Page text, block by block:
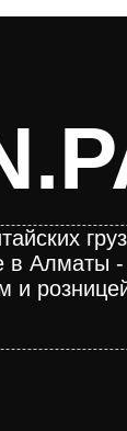
в Алматы
и